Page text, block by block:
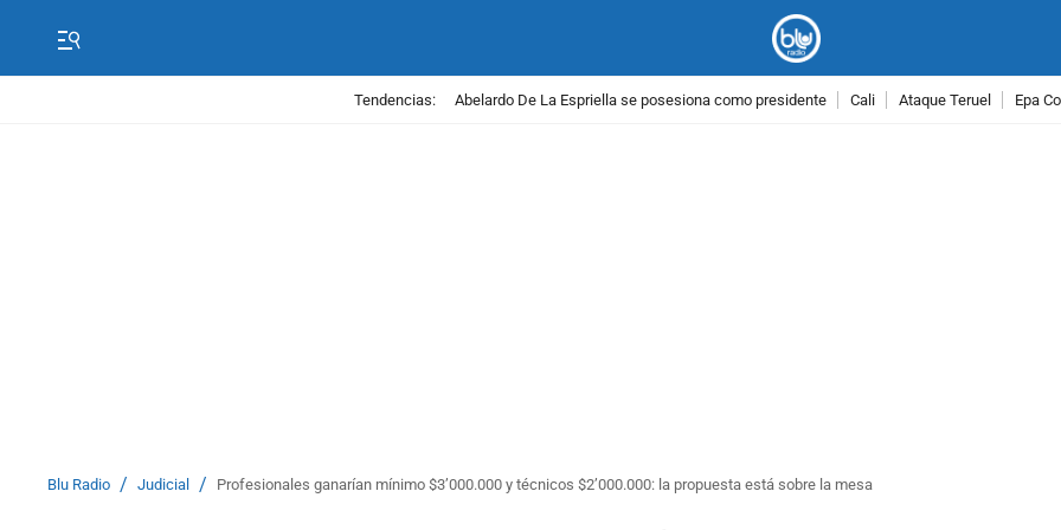
Tendencias: Abelardo De La Espriella se posesiona como presidente Cali Ataque Teruel Epa
Blu Radio / Judicial / Profesionales ganarían mínimo $3’000.000 y técnicos $2’000.000: la propuesta está sobre la mesa